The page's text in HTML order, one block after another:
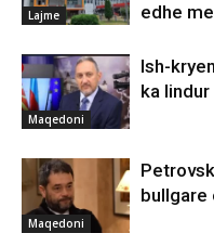
Lajme
edhe
Maqedoni
Ish-
ka
Maqedoni
bullgare